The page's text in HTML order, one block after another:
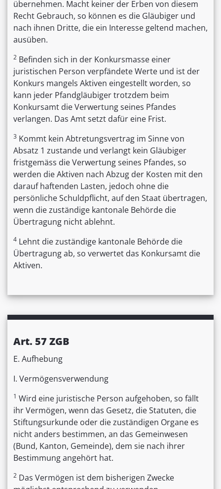
übernehmen. Macht keiner der Erben von diesem
Recht Gebrauch, so können es die Gläubiger und
nach ihnen Dritte, die ein Interesse geltend machen,
ausüben.
2 Befinden sich in der Konkursmasse einer
juristischen Person verpfändete Werte und ist der
Konkurs mangels Aktiven eingestellt worden, so
kann jeder Pfandgläubiger trotzdem beim
Konkursamt die Verwertung seines Pfandes
verlangen. Das Amt setzt dafür eine Frist.
3 Kommt kein Abtretungsvertrag im Sinne von
Absatz 1 zustande und verlangt kein Gläubiger
fristgemäss die Verwertung seines Pfandes, so
werden die Aktiven nach Abzug der Kosten mit den
darauf haftenden Lasten, jedoch ohne die
persönliche Schuldpflicht, auf den Staat übertragen,
wenn die zuständige kantonale Behörde die
Übertragung nicht ablehnt.
4 Lehnt die zuständige kantonale Behörde die
Übertragung ab, so verwertet das Konkursamt die
Aktiven.
Art. 57 ZGB
E. Aufhebung
I. Vermögensverwendung
1 Wird eine juristische Person aufgehoben, so fällt
ihr Vermögen, wenn das Gesetz, die Statuten, die
Stiftungsurkunde oder die zuständigen Organe es
nicht anders bestimmen, an das Gemeinwesen
(Bund, Kanton, Gemeinde), dem sie nach ihrer
Bestimmung angehört hat.
2 Das Vermögen ist dem bisherigen Zwecke